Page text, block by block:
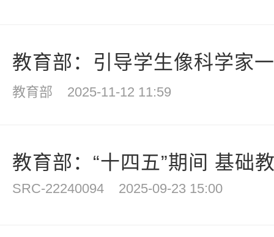
教育部：引导学生像科学家
教育部 2025-11-12 11:59
教育部：“十四五”期间 基础
SRC-22240094 2025-09-23 15:00